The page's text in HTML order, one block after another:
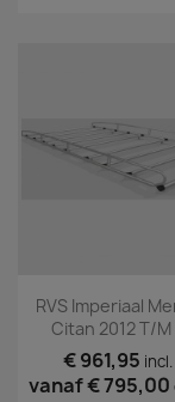
RVS Imperiaal
Citan 2012 T/
€ 961,95
vanaf€ 795,00